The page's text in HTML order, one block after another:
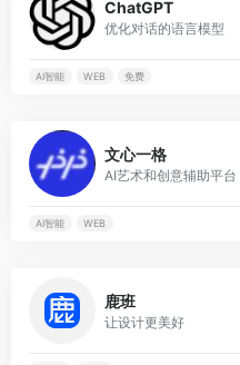
ChatGPT
优化对话的语言模型
AI智能 WEB 免费
文心一格
AI艺术和创意辅助平台
AI智能 WEB
鹿班
让设计更美好